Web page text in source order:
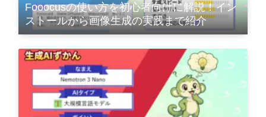
Fooocusの使い方を初心者向けに解説！イン
ストールから画像生成の実践まで紹介